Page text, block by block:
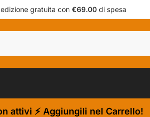
gratuita con€69.00 di spesa
attivi ⚡ Aggiungili nel Carrello!